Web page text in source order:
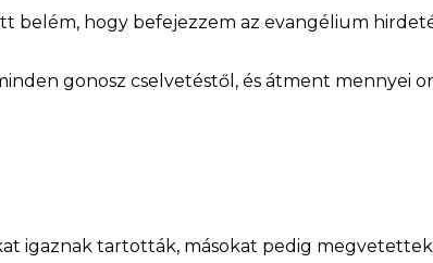
belém, hogy befejezzem az evangélium
gonosz cselvetéstől, és átment mennyei
igaznak tartották, másokat pedig